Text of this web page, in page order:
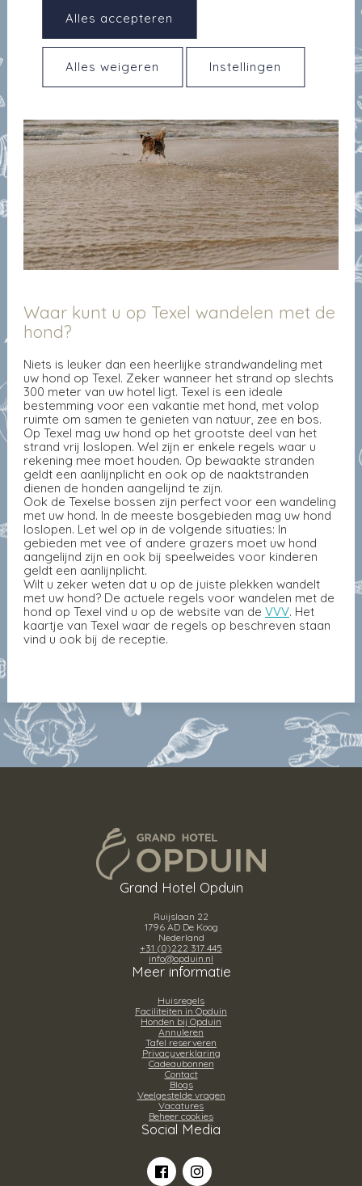
Waar kunt u op Texel wandelen met de
hond?
Niets is leuker dan een heerlijke strandwandeling met
uw hond op Texel. Zeker wanneer het strand op slechts
300 meter van uw hotel ligt. Texel is een ideale
bestemming voor een vakantie met hond, met volop
ruimte om samen te genieten van natuur, zee en bos.
Op Texel mag uw hond op het grootste deel van het
strand vrij loslopen. Wel zijn er enkele regels waar u
rekening mee moet houden. Op bewaakte stranden
geldt een aanlijnplicht en ook op de naaktstranden
dienen de honden aangelijnd te zijn.
Ook de Texelse bossen zijn perfect voor een wandeling
met uw hond. In de meeste bosgebieden mag uw hond
loslopen. Let wel op in de volgende situaties: In
gebieden met vee of andere grazers moet uw hond
aangelijnd zijn en ook bij speelweides voor kinderen
geldt een aanlijnplicht.
Wilt u zeker weten dat u op de juiste plekken wandelt
met uw hond? De actuele regels voor wandelen met de
hond op Texel vind u op de website van de VVV. Het
kaartje van Texel waar de regels op beschreven staan
vind u ook bij de receptie.
Grand Hotel Opduin
Ruijslaan 22
1796 AD De Koog
Nederland
+31 (0)222 317 445
info@opduin.nl
Meer informatie
Huisregels
Faciliteiten in Opduin
Honden bij Opduin
Annuleren
Tafel reserveren
Privacyverklaring
Cadeaubonnen
Contact
Blogs
Veelgestelde vragen
Vacatures
Beheer cookies
Social Media
Alles accepteren
Alles weigeren Instellingen